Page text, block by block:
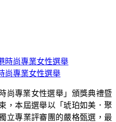
尚專業女性選舉
尚專業女性選舉」頒獎典禮暨
，本屆選舉以「琥珀如美．聚
立專業評審團的嚴格甄選，最